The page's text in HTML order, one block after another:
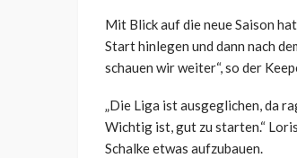
Mit Blick auf die neue Saison
Start hinlegen und dann nach
schauen wir weiter“, so der
„Die Liga ist ausgeglichen, da
Wichtig ist, gut zu starten.“
Schalke etwas aufzubauen.